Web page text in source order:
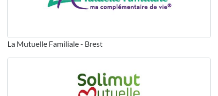
La Mutuelle Familiale - Brest